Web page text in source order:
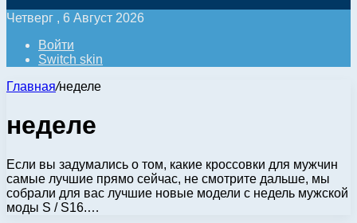
Четверг , 6 Август 2026
Войти
Switch skin
Главная/неделе
неделе
Если вы задумались о том, какие кроссовки для мужчин
самые лучшие прямо сейчас, не смотрите дальше, мы
собрали для вас лучшие новые модели с недель мужской
моды S / S16.…